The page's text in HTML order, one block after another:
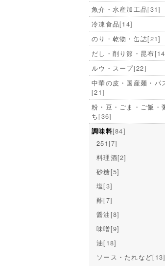
魚介・水産加工品[31]
冷凍食品[14]
のり・乾物・缶詰[21]
だし・削り節・昆布
ルウ・スープ[22]
中華の皮・国産麺・パ
[21]
粉・豆・ごま・ご飯・
ち[36]
調味料[84]
251[7]
料理酒[2]
砂糖[5]
塩[3]
酢[7]
醤油[8]
味噌[9]
油[18]
ソース・たれなど[13]